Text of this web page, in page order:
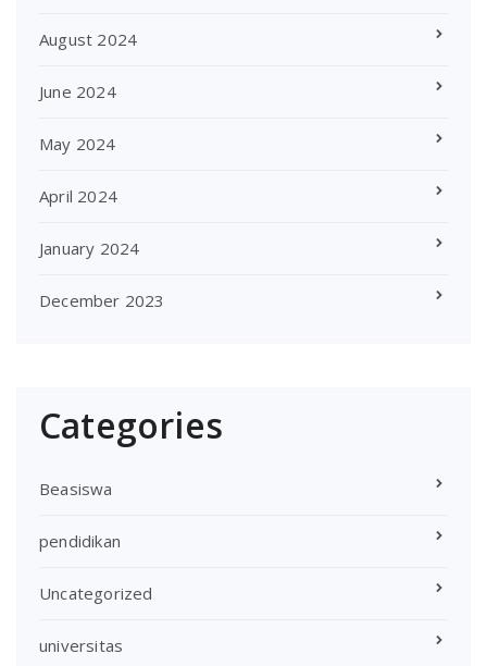
August 2024
June 2024
May 2024
April 2024
January 2024
December 2023
Categories
Beasiswa
pendidikan
Uncategorized
universitas